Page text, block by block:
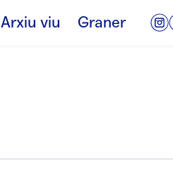
Arxiu viu Graner